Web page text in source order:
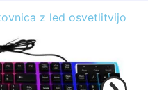
z led osvetlitvijo